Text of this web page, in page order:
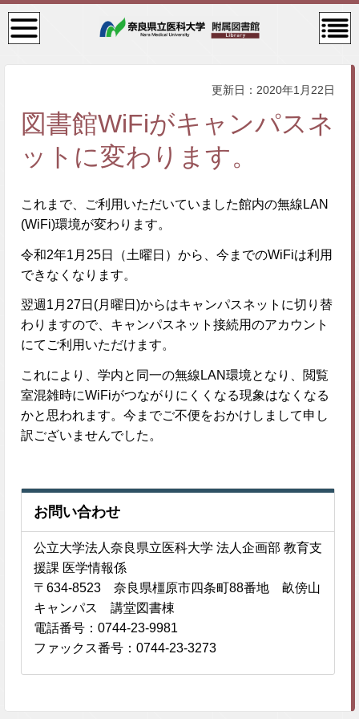
検
索・
メニ
コン
テン
ニュ
更新日：2020年1月22日
図書館WiFiがキャンパスネ
ットに変わります。
これまで、ご利用いただいていました館内の無線LAN
(WiFi)環境が変わります。
令和2年1月25日（土曜日）から、今までのWiFiは利用
できなくなります。
翌週1月27日(月曜日)からはキャンパスネットに切り替
わりますので、キャンパスネット接続用のアカウント
にてご利用いただけます。
これにより、学内と同一の無線LAN環境となり、閲覧
室混雑時にWiFiがつながりにくくなる現象はなくなる
かと思われます。今までご不便をおかけしまして申し
訳ございませんでした。
お問い合わせ
公立大学法人奈良県立医科大学 法人企画部 教育支
援課 医学情報係
〒634-8523 奈良県橿原市四条町88番地 畝傍山
キャンパス 講堂図書棟
電話番号：0744-23-9981
ファックス番号：0744-23-3273